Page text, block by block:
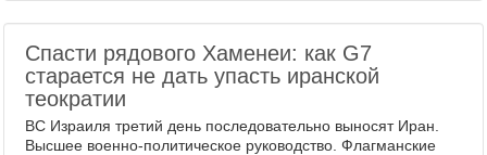
Спасти рядового Хаменеи: как G7
старается не дать упасть иранской
теократии
ВС Израиля третий день последовательно выносят Иран.
Высшее военно-политическое руководство. Флагманские